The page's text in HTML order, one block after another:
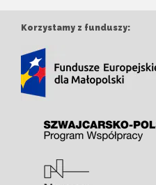
Korzystamy z funduszy: